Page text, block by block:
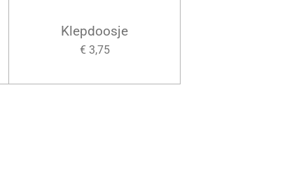
Klepdoosje
€ 3,75